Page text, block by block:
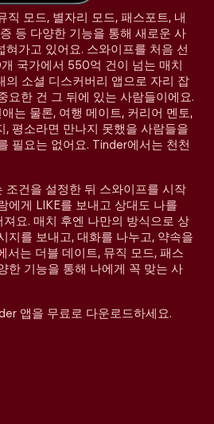
직 모드, 별자리 모드, 패스포트, 내
등 다양한 기능을 통해 새로운 사
혀가고 있어요. 스와이프를 처음 선
국가에서 550억 건이 넘는 매치
의 소셜 디스커버리 앱으로 자리 잡
요한 건 그 뒤에 있는 사람들이에요.
는 물론, 여행 메이트, 커리어 멘토,
, 평소라면 만나지 못했을 사람들을
필요는 없어요. Tinder에서는 천천
조건을 설정한 뒤 스와이프를 시작
에게 LIKE를 보내고 상대도 나를
요. 매치 후엔 나만의 방식으로 상
지를 보내고, 대화를 나누고, 약속을
서는 더블 데이트, 뮤직 모드, 패스
한 기능을 통해 나에게 꼭 맞는 사
앱을 무료로 다운로드하세요.